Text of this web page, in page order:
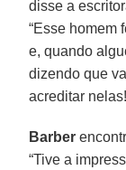
disse a
“Esse homem
e, quando
dizendo que
acreditar
Barber
“Tive a